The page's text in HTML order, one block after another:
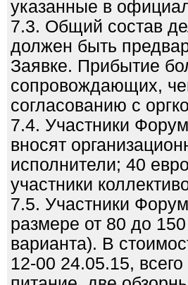
указанные в
7.3. Общий состав
должен быть
Заявке. Прибытие
сопровождающих,
согласованию с
7.4. Участники
вносят
исполнители; 40
участники
7.5. Участники
размере от 80 до
варианта). В
12-00 24.05.15,